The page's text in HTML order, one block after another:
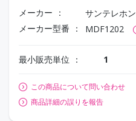
メーカー サンテレホン
メーカー型番 MDF1202
最小販売単位 1
この商品について問い合わせ
商品詳細の誤りを報告